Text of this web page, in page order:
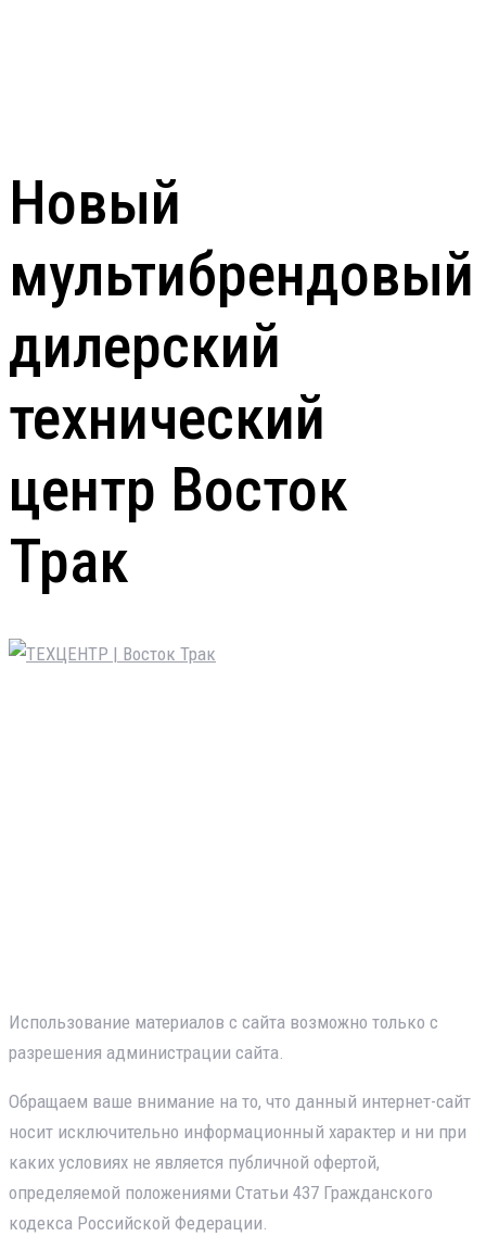
Новый
мультибрендовый
дилерский
технический
центр Восток
Трак
Использование материалов с сайта возможно только с
разрешения администрации сайта.
Обращаем ваше внимание на то, что данный интернет-сайт
носит исключительно информационный характер и ни при
каких условиях не является публичной офертой,
определяемой положениями Статьи 437 Гражданского
кодекса Российской Федерации.